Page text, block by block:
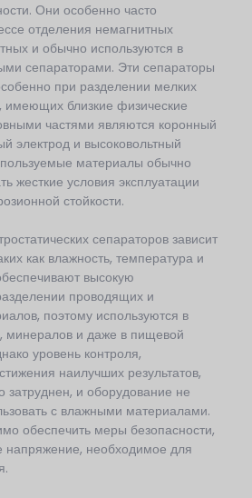
Они особенно часто
отделения немагнитных
и обычно используются в
сепараторами. Эти сепараторы
при разделении мелких
имеющих близкие физические
частями являются коронный
электрод и высоковольтный
материалы обычно
жесткие условия эксплуатации
стойкости.
сепараторов зависит
как влажность, температура и
высокую
проводящих и
поэтому используются в
минералов и даже в пищевой
уровень контроля,
наилучших результатов,
затруднен, и оборудование не
с влажными материалами.
обеспечить меры безопасности,
напряжение, необходимое для